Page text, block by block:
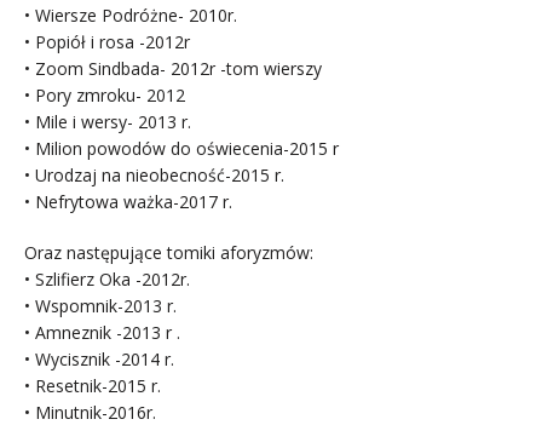
• Wiersze Podróżne- 2010r.
• Popiół i rosa -2012r
• Zoom Sindbada- 2012r -tom wierszy
• Pory zmroku- 2012
• Mile i wersy- 2013 r.
• Milion powodów do oświecenia-2015 r
• Urodzaj na nieobecność-2015 r.
• Nefrytowa ważka-2017 r.
Oraz następujące tomiki aforyzmów:
• Szlifierz Oka -2012r.
• Wspomnik-2013 r.
• Amneznik -2013 r .
• Wycisznik -2014 r.
• Resetnik-2015 r.
• Minutnik-2016r.